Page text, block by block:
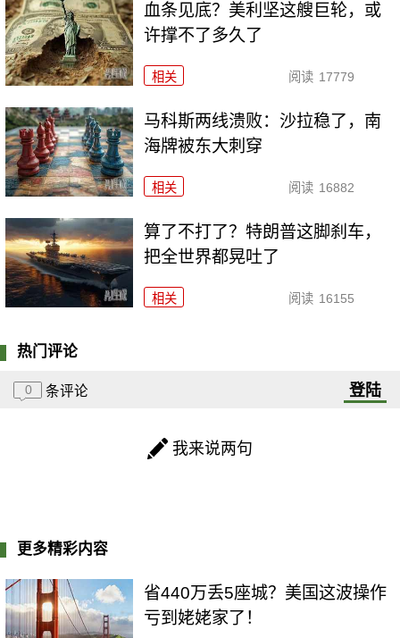
血条见底？美利坚这艘巨轮，或
许撑不了多久了
相关 阅读 17779
马科斯两线溃败：沙拉稳了，南
海牌被东大刺穿
相关 阅读 16882
算了不打了？特朗普这脚刹车，
把全世界都晃吐了
相关 阅读 16155
热门评论
0 条评论 登陆
我来说两句
更多精彩内容
省440万丢5座城？美国这波操作
亏到姥姥家了！